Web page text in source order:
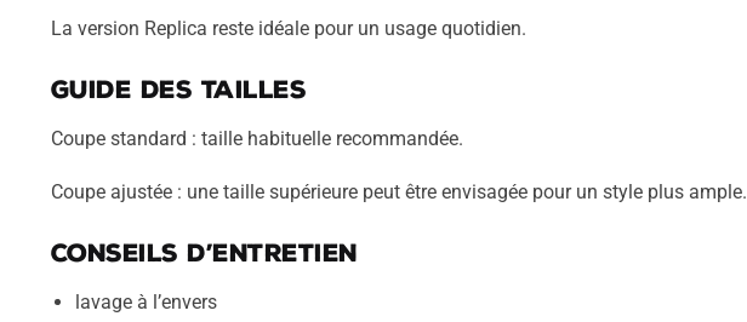
La version Replica reste idéale pour un usage quotidien.
Guide des tailles
Coupe standard : taille habituelle recommandée.
Coupe ajustée : une taille supérieure peut être envisagée pour un style plus ample.
Conseils d’entretien
lavage à l’envers